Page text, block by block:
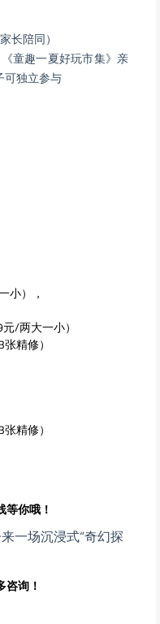
长陪同）
童趣一夏好玩市集》亲
可独立参与
小），
/两大一小）
精修）
精修）
你哦！
咨询！